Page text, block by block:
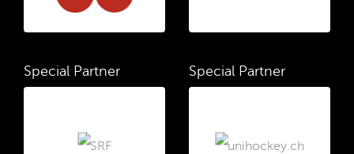
Special Partner Special Partner